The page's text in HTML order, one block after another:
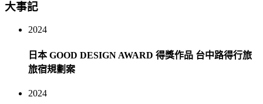
大事記
2024
日本 GOOD DESIGN AWARD 得獎作品 台中路得行旅
旅宿規劃案
2024